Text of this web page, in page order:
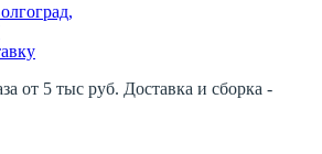
от 5 тыс руб. Доставка и сборка -